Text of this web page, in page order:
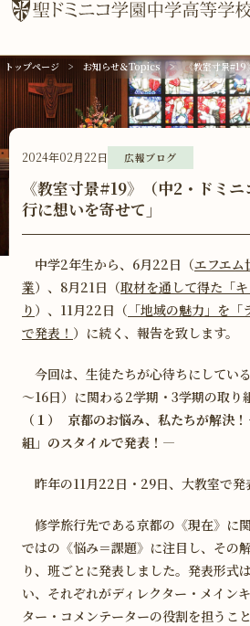
学校案内
学びの特色
キャンパスライフ
進路実績
受験生の方へ
在校生・卒業生の方へ
資料請求・お問い合わせ
学校説明会などご予約
Webパンフレット
トップページ お知らせ＆Topics 《教室寸景#19
2024年02月22日 広報ブログ
《教室寸景#19》（中2・ドミ
行に想いを寄せて」
中学2年生から、6月22日（エフエム
業）、8月21日（取材を通して得た「
り ）、11月22日（ 「地域の魅力」を
で発表！ ）に続く、報告を致します。
今回は、生徒たちが心待ちにしてい
～16日）に関わる2学期・3学期の取り
（１） 京都のお悩み、私たちが解決
組」のスタイルで発表！―
昨年の11月22日・29日、大教室で発
修学旅行先である京都の《現在》に
ではの《悩み＝課題》に注目し、その
り、班ごとに発表しました。発表形式
い、それぞれがディレクター・メイン
ター・コメンテーターの役割を担うこ